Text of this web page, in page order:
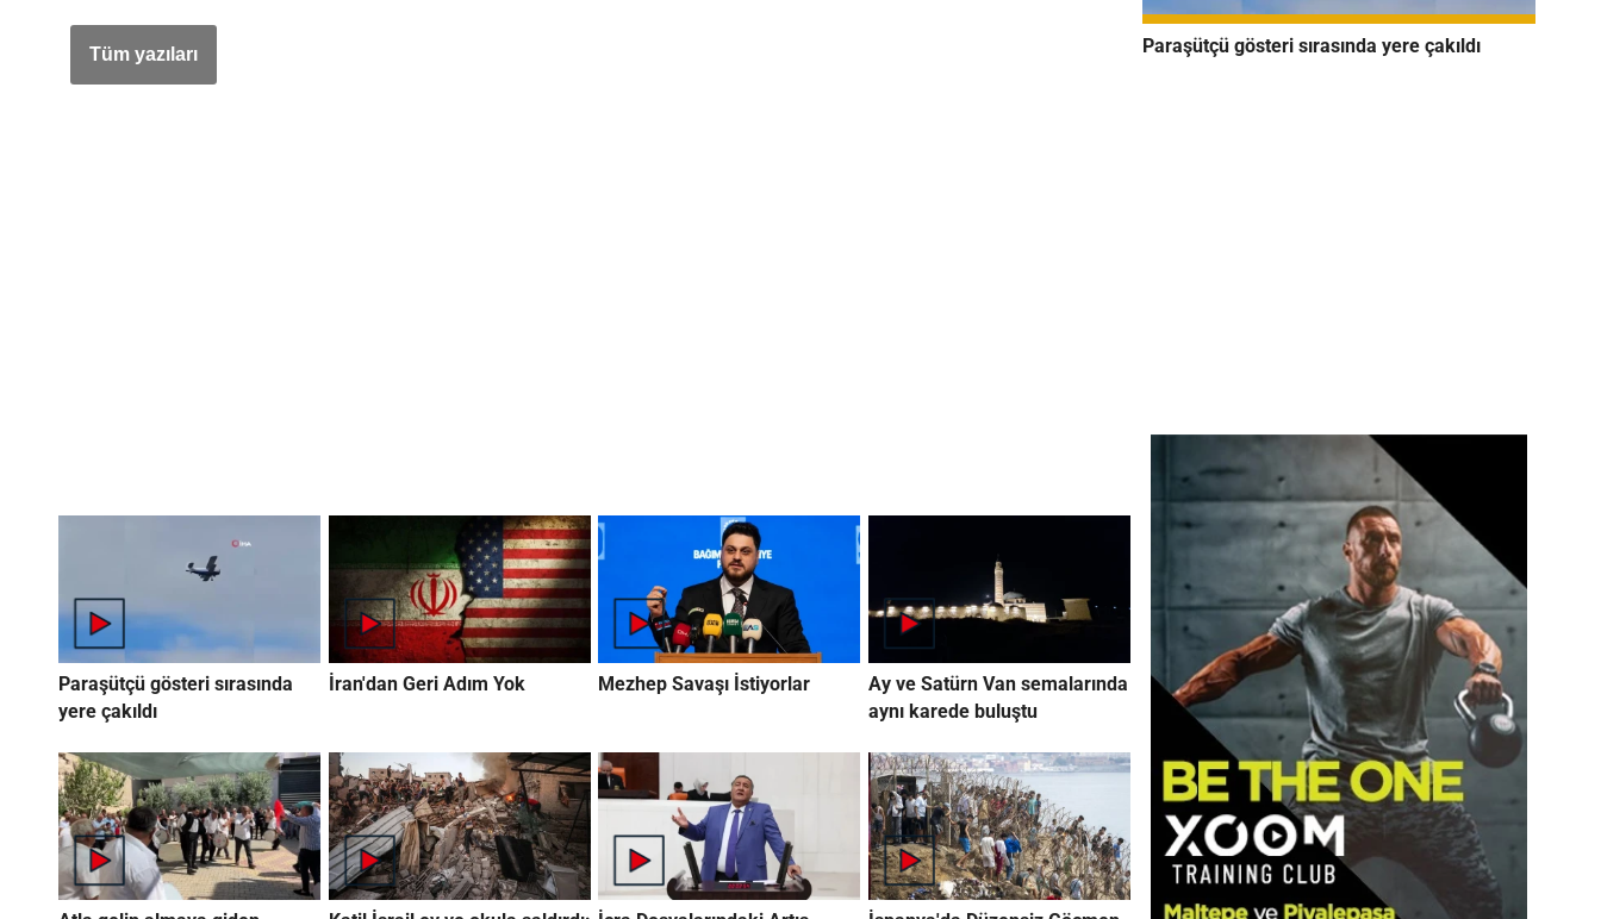
Paraşütçü gösteri sırasında
yere çakıldı
İran'dan Geri Adım Yok Mezhep Savaşı İstiyorlar
Ay ve Satürn Van semalarında
aynı karede buluştu
Paraşütçü gösteri sırasında yere çakıldı